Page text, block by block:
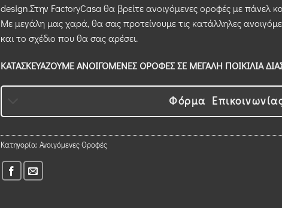
design.Στην FactoryCasa θα βρείτε ανοιγόμενες οροφές με πάνελ
Με μεγάλη μας χαρά, θα σας προτείνουμε τις κατάλληλες
και το σχέδιο που θα σας αρέσει.
ΚΑΤΑΣΚΕΥΑΖΟΥΜΕ ΑΝΟΙΓΟΜΕΝΕΣ ΟΡΟΦΕΣ ΣΕ ΜΕΓΑΛΗ ΠΟΙΚΙΛΙΑ
Φόρμα
Κατηγορία: Ανοιγόμενες Οροφές